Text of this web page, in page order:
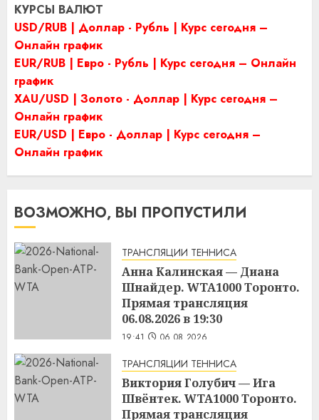
КУРСЫ ВАЛЮТ
USD/RUB | Доллар - Рубль | Курс сегодня –
Онлайн график
EUR/RUB | Евро - Рубль | Курс сегодня – Онлайн
график
XAU/USD | Золото - Доллар | Курс сегодня –
Онлайн график
EUR/USD | Евро - Доллар | Курс сегодня –
Онлайн график
ВОЗМОЖНО, ВЫ ПРОПУСТИЛИ
ТРАНСЛЯЦИИ ТЕННИСА
Анна Калинская — Диана
Шнайдер. WTA1000 Торонто.
Прямая трансляция
06.08.2026 в 19:30
19:41 06.08.2026
ТРАНСЛЯЦИИ ТЕННИСА
Виктория Голубич — Ига
Швёнтек. WTA1000 Торонто.
Прямая трансляция